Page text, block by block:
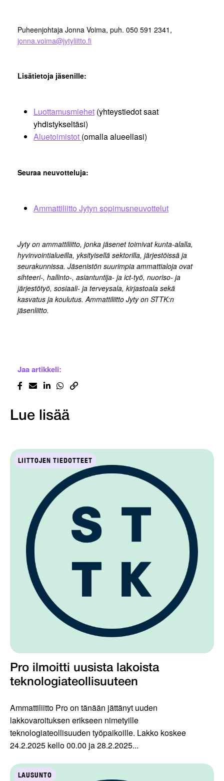
Puheenjohtaja Jonna Voima, puh. 050 591 2341,
jonna.voima@jytyliitto.fi
Lisätietoja jäsenille:
Luottamusmiehet (yhteystiedot saat
yhdistykseltäsi)
Aluetoimistot (omalla alueellasi)
Seuraa neuvotteluja:
Ammattiliitto Jytyn sopimusneuvottelut
Jyty on ammattiliitto, jonka jäsenet toimivat kunta-alalla,
hyvinvointialueilla, yksityisellä sektorilla, järjestöissä ja
seurakunnissa. Jäsenistön suurimpia ammattialoja ovat
sihteeri-, hallinto-, asiantuntija- ja ict-työ, nuoriso- ja
järjestötyö, sosiaali- ja terveysala, kirjastoala sekä
kasvatus ja koulutus. Ammattiliitto Jyty on STTK:n
jäsenliitto.
Jaa artikkeli:
Lue lisää
LIITTOJEN TIEDOTTEET
Pro ilmoitti uusista lakoista
teknologiateollisuuteen
Ammattiliitto Pro on tänään jättänyt uuden
lakkovaroituksen erikseen nimetyille
teknologiateollisuuden työpaikoille. Lakko koskee
24.2.2025 kello 00.00 ja 28.2.2025...
LAUSUNTO